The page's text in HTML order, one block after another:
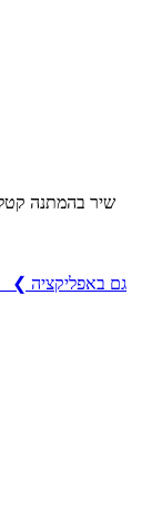
גם באפליקציה ❯